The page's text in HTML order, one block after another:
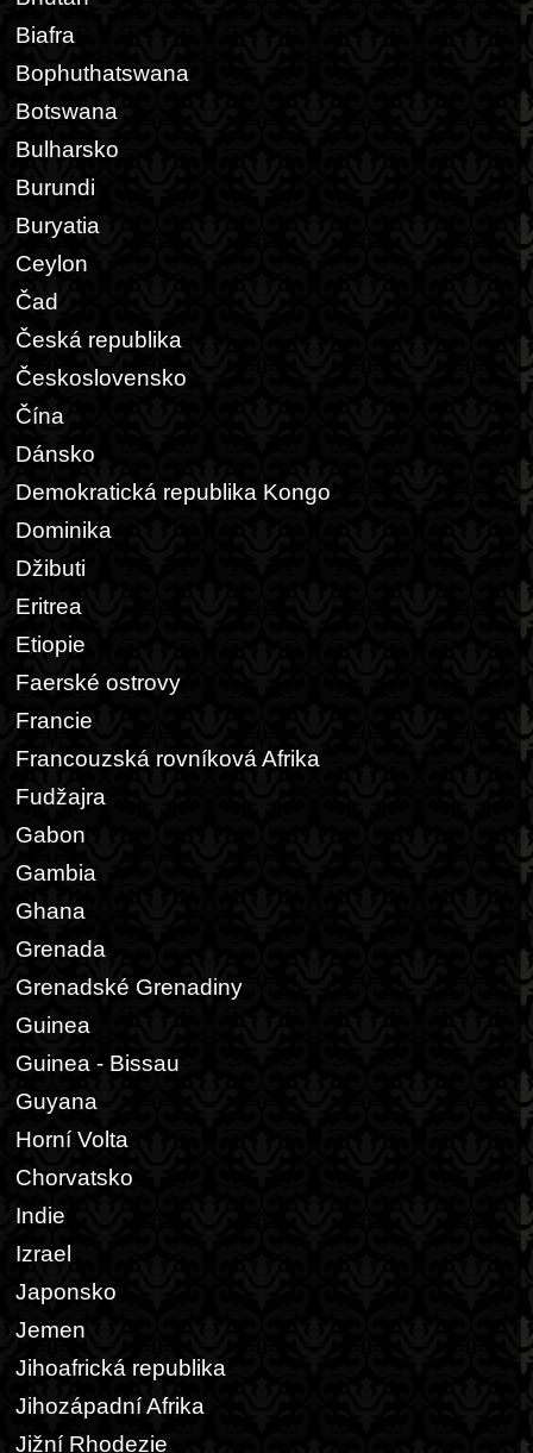
Biafra
Bophuthatswana
Botswana
Bulharsko
Burundi
Buryatia
Ceylon
Čad
Česká republika
Československo
Čína
Dánsko
Demokratická republika Kongo
Dominika
Džibuti
Eritrea
Etiopie
Faerské ostrovy
Francie
Francouzská rovníková Afrika
Fudžajra
Gabon
Gambia
Ghana
Grenada
Grenadské Grenadiny
Guinea
Guinea - Bissau
Guyana
Horní Volta
Chorvatsko
Indie
Izrael
Japonsko
Jemen
Jihoafrická republika
Jihozápadní Afrika
Jižní Rhodezie